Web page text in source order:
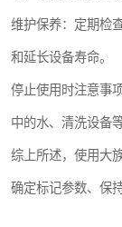
维护保养：定期检
和延长设备寿命。
停止使用时注意事
中的水、清洗设备
综上所述，使用大
确定标记参数、保